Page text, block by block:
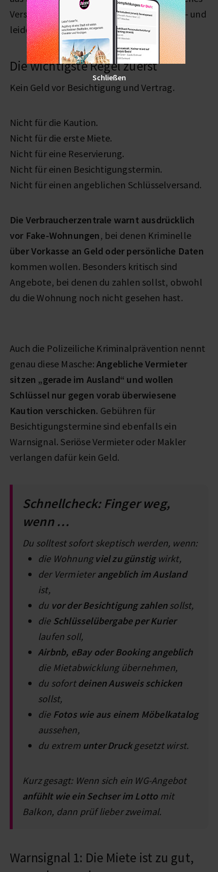
Versagen. Es ist ein struktureller Nachteil – und
leiderein Einfallstor für miese Maschen.
Die wichtigste Regel zuerst
Kein Geld vor Besichtigung und Vertrag.
Nicht für die Kaution.
Nicht für die erste Miete.
Nicht für eine Reservierung.
Nicht für einen Besichtigungstermin.
Nicht für einen angeblichen Schlüsselversand.
Die Verbraucherzentrale warnt ausdrücklich
vor Fake-Wohnungen , bei denen Kriminelle
über Vorkasse an Geld oder persönliche Daten
kommen wollen. Besonders kritisch sind
Angebote, bei denen du zahlen sollst, obwohl
du die Wohnung noch nicht gesehen hast.
Auch die Polizeiliche Kriminalprävention nennt
genau diese Masche: Angebliche Vermieter
sitzen „gerade im Ausland“ und wollen
Schlüssel nur gegen vorab überwiesene
Kaution verschicken. Gebühren für
Besichtigungstermine sind ebenfalls ein
Warnsignal. Seriöse Vermieter oder Makler
verlangen dafür kein Geld.
Schnellcheck: Finger weg,
wenn …
Du solltest sofort skeptisch werden, wenn:
die Wohnung viel zu günstigwirkt,
der Vermieterangeblich im Ausland
ist,
du vor der Besichtigung zahlensollst,
die Schlüsselübergabe per Kurier
laufen soll,
Airbnb, eBay oder Booking angeblich
die Mietabwicklung übernehmen,
du sofortdeinen Ausweis schicken
sollst,
die Fotos wie aus einem Möbelkatalog
aussehen,
du extremunter Druckgesetzt wirst.
Kurz gesagt: Wenn sich ein WG-Angebot
anfühlt wie ein Sechser im Lotto mit
Balkon, dann prüf lieber zweimal.
Warnsignal 1: Die Miete ist zu gut,
Schließen